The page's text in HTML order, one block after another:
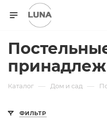
Каталог — Дом и сад —
ФИЛЬТР